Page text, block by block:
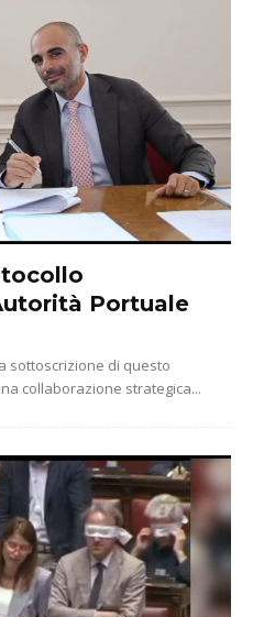
Portuale
sottoscrizione di questo
collaborazione strategica...